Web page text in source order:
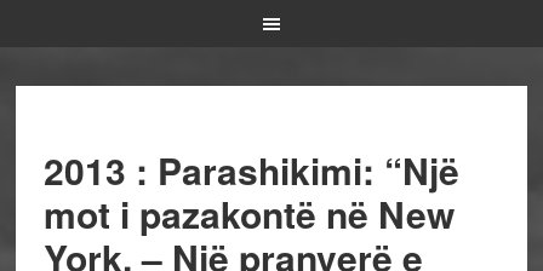
2013 : Parashikimi: “Një
mot i pazakontë në New
York, – Një pranverë e